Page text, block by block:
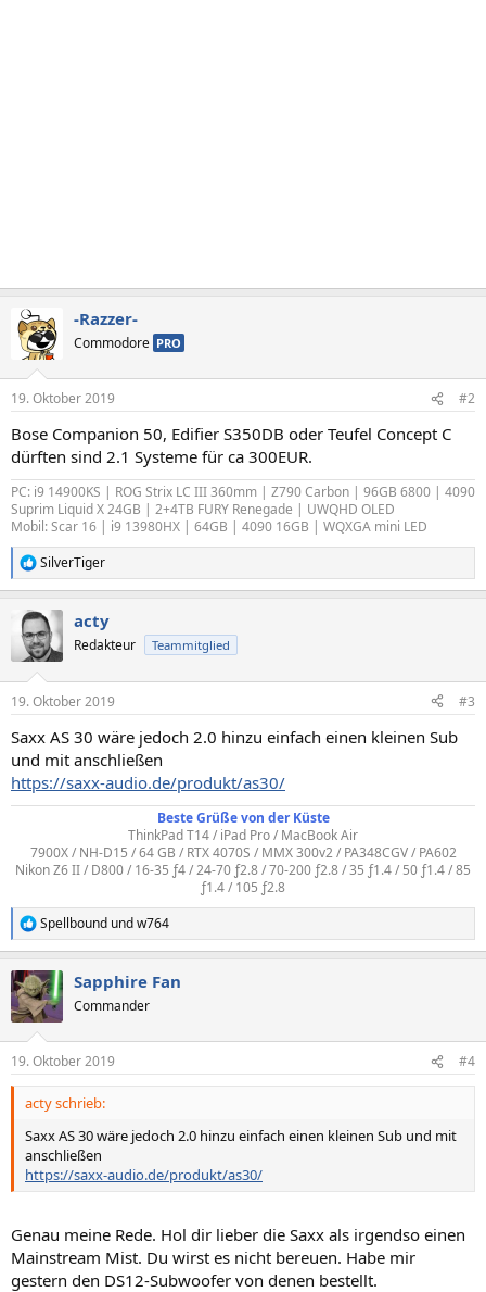
-Razzer-
Commodore PRO
19. Oktober 2019 #2
Bose Companion 50, Edifier S350DB oder Teufel Concept C
dürften sind 2.1 Systeme für ca 300EUR.
PC: i9 14900KS | ROG Strix LC III 360mm | Z790 Carbon | 96GB 6800 | 4090
Suprim Liquid X 24GB | 2+4TB FURY Renegade | UWQHD OLED
Mobil: Scar 16 | i9 13980HX | 64GB | 4090 16GB | WQXGA mini LED
R
e
k
t
i
e
:
SilverTiger
acty
Redakteur Teammitglied
19. Oktober 2019 #3
Saxx AS 30 wäre jedoch 2.0 hinzu einfach einen kleinen Sub
und mit anschließen
https://saxx-audio.de/produkt/as30/
Beste Grüße von der Küste
ThinkPad T14 / iPad Pro / MacBook Air
7900X / NH-D15 / 64 GB / RTX 4070S / MMX 300v2 / PA348CGV / PA602
Nikon Z6 II / D800 / 16-35 ƒ4 / 24-70 ƒ2.8 / 70-200 ƒ2.8 / 35 ƒ1.4 / 50 ƒ1.4 / 85
ƒ1.4 / 105 ƒ2.8
R
e
k
t
i
e
n
Spellbound undw764
Sapphire Fan
Commander
19. Oktober 2019 #4
acty schrieb:
Saxx AS 30 wäre jedoch 2.0 hinzu einfach einen kleinen Sub und mit
anschließen
https://saxx-audio.de/produkt/as30/
Genau meine Rede. Hol dir lieber die Saxx als irgendso einen
Mainstream Mist. Du wirst es nicht bereuen. Habe mir
gestern den DS12-Subwoofer von denen bestellt.